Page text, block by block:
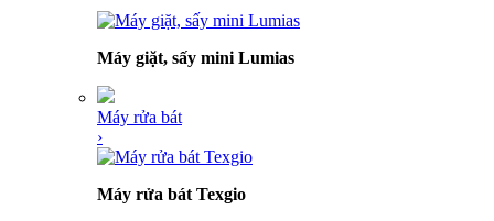
Máy giặt, sấy mini Lumias
Máy rửa bát
›
Máy rửa bát Texgio